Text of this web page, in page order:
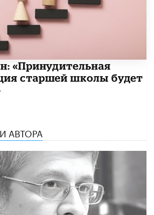
«Принудительная
старшей школы будет
АВТОРА